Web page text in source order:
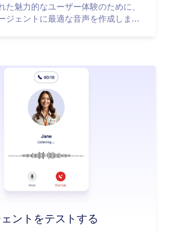
た魅力的なユーザー体験のために、
ジェントに最適な音声を作成しまし
ントをテストする